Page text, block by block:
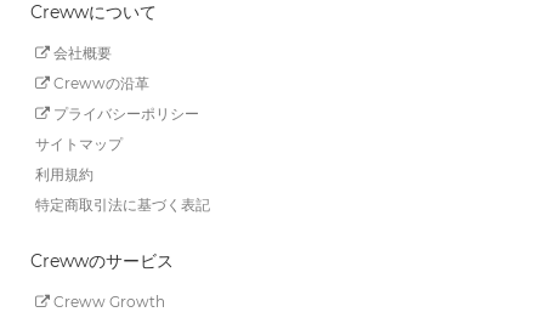
Crewwについて
会社概要
Crewwの沿革
プライバシーポリシー
サイトマップ
利用規約
特定商取引法に基づく表記
Crewwのサービス
Creww Growth